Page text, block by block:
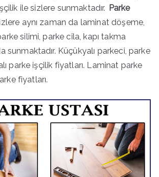
ile sizlere sunmaktadır. Parke
aynı zaman da laminat döşeme,
silimi, parke cila, kapı takma
sunmaktadır. Küçükyalı parkeci, parke
parke işçilik fiyatları. Laminat parke
fiyatları.